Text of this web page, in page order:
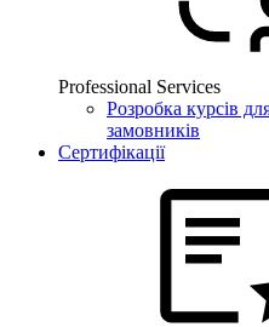
Professional Services
Розробка курсів
замовників
Сертифікації